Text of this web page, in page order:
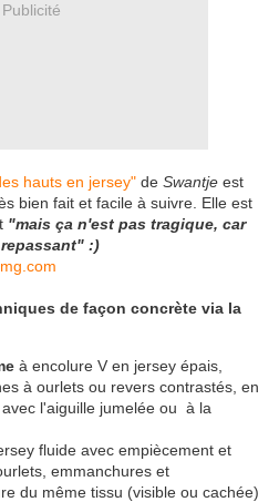
Publicité
hauts en jersey" de Swantje est
bien fait et facile à suivre. Elle est
"mais ça n'est pas tragique, car
:)
de façon concrète via la
à encolure V en jersey épais,
à ourlets ou revers contrastés, en
l'aiguille jumelée ou à la
fluide avec empiècement et
emmanchures et
du même tissu (visible ou cachée)